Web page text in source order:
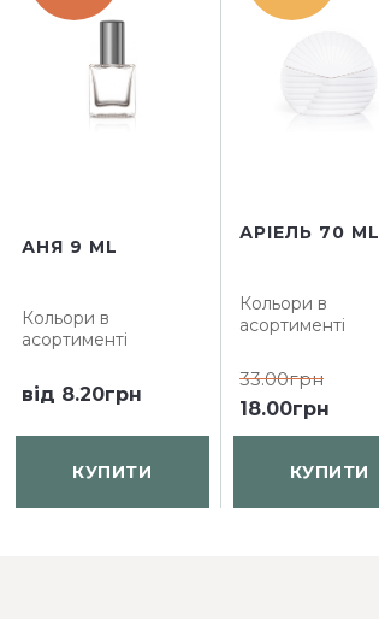
АНЯ 9 ML
Кольори в
асортименті
від 8.20грн
КУПИТИ
АРІЕЛЬ 70 ML
Кольори в
асортименті
33.00грн
18.00грн
КУПИТИ